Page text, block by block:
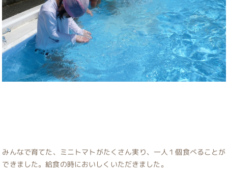
みんなで育てた、ミニトマトがたくさん実り、一人１個食べることが
できました。給食の時においしくいただきました。